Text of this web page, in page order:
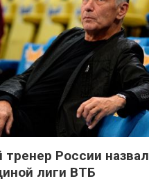
России назвал
лиги ВТБ